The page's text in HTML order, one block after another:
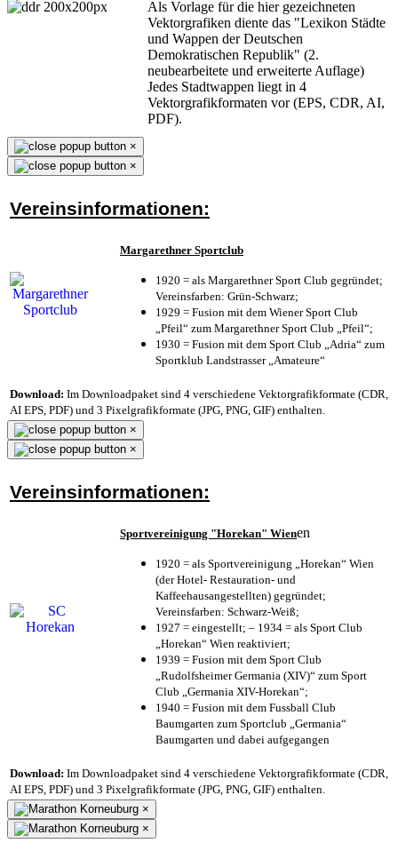
Als Vorlage für die hier gezeichneten
Vektorgrafiken diente das "Lexikon Städte
und Wappen der Deutschen
Demokratischen Republik" (2.
neubearbeitete und erweiterte Auflage)
Jedes Stadtwappen liegt in 4
Vektorgrafikformaten vor (EPS, CDR, AI,
PDF).
×
×
Vereinsinformationen:
Margarethner Sportclub
1920 = als Margarethner Sport Club gegründet;
Vereinsfarben: Grün-Schwarz;
1929 = Fusion mit dem Wiener Sport Club
„Pfeil“ zum Margarethner Sport Club „Pfeil“;
1930 = Fusion mit dem Sport Club „Adria“ zum
Sportklub Landstrasser „Amateure“
Download: Im Downloadpaket sind 4 verschiedene Vektorgrafikformate (CDR,
AI EPS, PDF) und 3 Pixelgrafikformate (JPG, PNG, GIF) enthalten.
×
×
Vereinsinformationen:
Sportvereinigung "Horekan" Wienen
1920 = als Sportvereinigung „Horekan“ Wien
(der Hotel- Restauration- und
Kaffeehausangestellten) gegründet;
Vereinsfarben: Schwarz-Weiß;
1927 = eingestellt; – 1934 = als Sport Club
„Horekan“ Wien reaktiviert;
1939 = Fusion mit dem Sport Club
„Rudolfsheimer Germania (XIV)“ zum Sport
Club „Germania XIV-Horekan“;
1940 = Fusion mit dem Fussball Club
Baumgarten zum Sportclub „Germania“
Baumgarten und dabei aufgegangen
Download: Im Downloadpaket sind 4 verschiedene Vektorgrafikformate (CDR,
AI EPS, PDF) und 3 Pixelgrafikformate (JPG, PNG, GIF) enthalten.
×
×